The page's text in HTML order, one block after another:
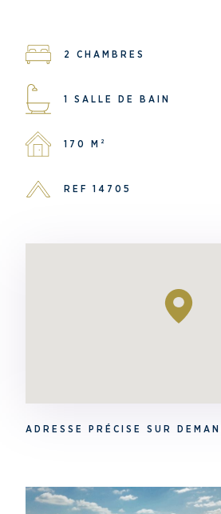
2 CHAMBRES
1 SALLE DE BAIN
170 M²
REF 14705
ADRESSE PRÉCISE SUR